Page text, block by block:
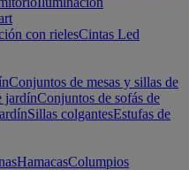
con rielesCintas Led
Conjuntos de mesas y sillas de
jardínConjuntos de sofás de
Sillas colgantesEstufas de
HamacasColumpios